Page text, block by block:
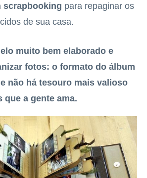
scrapbooking para repaginar os
de sua casa.
muito bem elaborado e
fotos: o formato do álbum
não há tesouro mais valioso
que a gente ama.